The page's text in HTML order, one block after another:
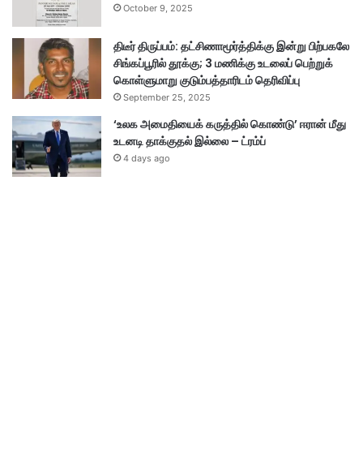
October 9, 2025
திடீர் திருப்பம்: தட்சிணாமூர்த்திக்கு இன்று பிற்பகலே
சிங்கப்பூரில் தூக்கு; 3 மணிக்கு உடலைப் பெற்றுக்
கொள்ளுமாறு குடும்பத்தாரிடம் தெரிவிப்பு
September 25, 2025
‘உலக அமைதியைக் கருத்தில் கொண்டு’ ஈரான் மீது
உடனடி தாக்குதல் இல்லை – ட்ரம்ப்
4 days ago